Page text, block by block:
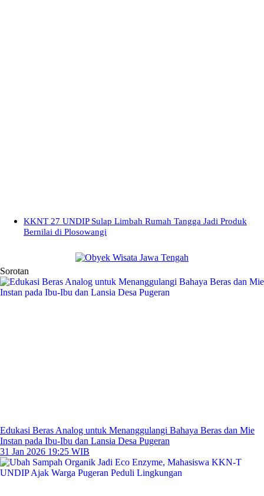
KKNT 27 UNDIP Sulap Limbah Rumah Tangga Jadi Produk
Bernilai di Plosowangi
Sorotan
Edukasi Beras Analog untuk Menanggulangi Bahaya Beras dan Mie
Instan pada Ibu-Ibu dan Lansia Desa Pugeran
31 Jan 2026 19:25 WIB